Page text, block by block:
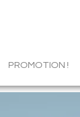
PROMOTION !